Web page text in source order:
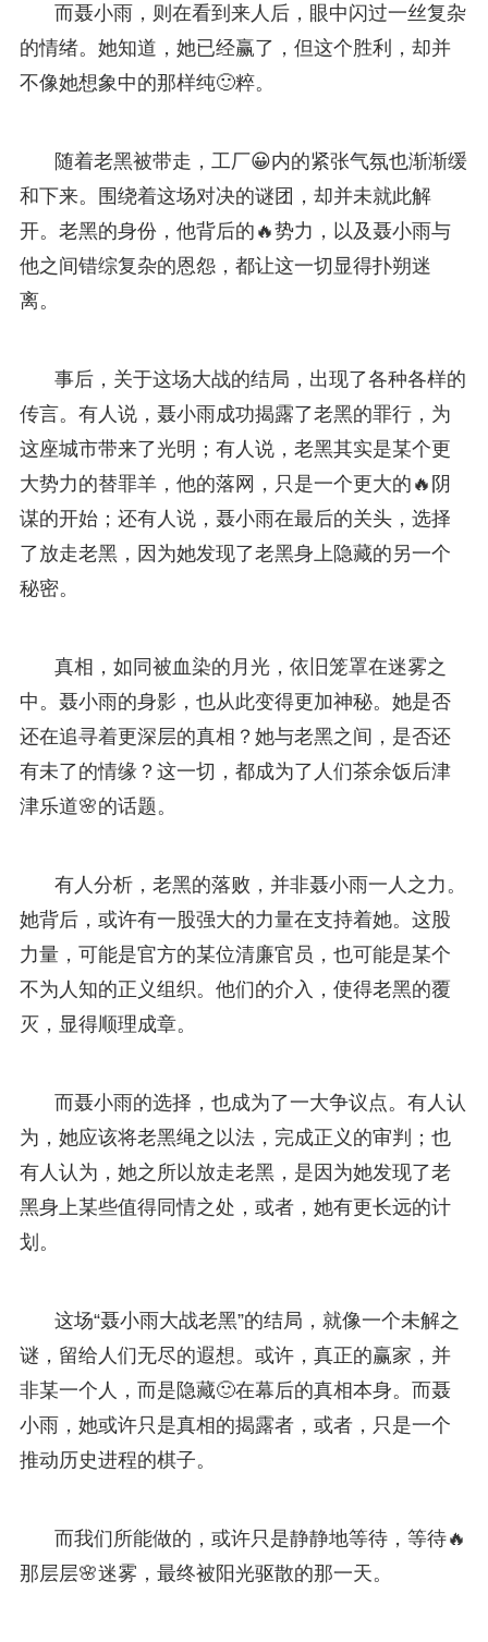
而聂小雨，则在看到来人后，眼中闪过一丝复杂
的情绪。她知道，她已经赢了，但这个胜利，却并
不像她想象中的那样纯🙂粹。
随着老黑被带走，工厂😀内的紧张气氛也渐渐缓
和下来。围绕着这场对决的谜团，却并未就此解
开。老黑的身份，他背后的🔥势力，以及聂小雨与
他之间错综复杂的恩怨，都让这一切显得扑朔迷
离。
事后，关于这场大战的结局，出现了各种各样的
传言。有人说，聂小雨成功揭露了老黑的罪行，为
这座城市带来了光明；有人说，老黑其实是某个更
大势力的替罪羊，他的落网，只是一个更大的🔥阴
谋的开始；还有人说，聂小雨在最后的关头，选择
了放走老黑，因为她发现了老黑身上隐藏的另一个
秘密。
真相，如同被血染的月光，依旧笼罩在迷雾之
中。聂小雨的身影，也从此变得更加神秘。她是否
还在追寻着更深层的真相？她与老黑之间，是否还
有未了的情缘？这一切，都成为了人们茶余饭后津
津乐道🌸的话题。
有人分析，老黑的落败，并非聂小雨一人之力。
她背后，或许有一股强大的力量在支持着她。这股
力量，可能是官方的某位清廉官员，也可能是某个
不为人知的正义组织。他们的介入，使得老黑的覆
灭，显得顺理成章。
而聂小雨的选择，也成为了一大争议点。有人认
为，她应该将老黑绳之以法，完成正义的审判；也
有人认为，她之所以放走老黑，是因为她发现了老
黑身上某些值得同情之处，或者，她有更长远的计
划。
这场“聂小雨大战老黑”的结局，就像一个未解之
谜，留给人们无尽的遐想。或许，真正的赢家，并
非某一个人，而是隐藏🙂在幕后的真相本身。而聂
小雨，她或许只是真相的揭露者，或者，只是一个
推动历史进程的棋子。
而我们所能做的，或许只是静静地等待，等待🔥
那层层🌸迷雾，最终被阳光驱散的那一天。